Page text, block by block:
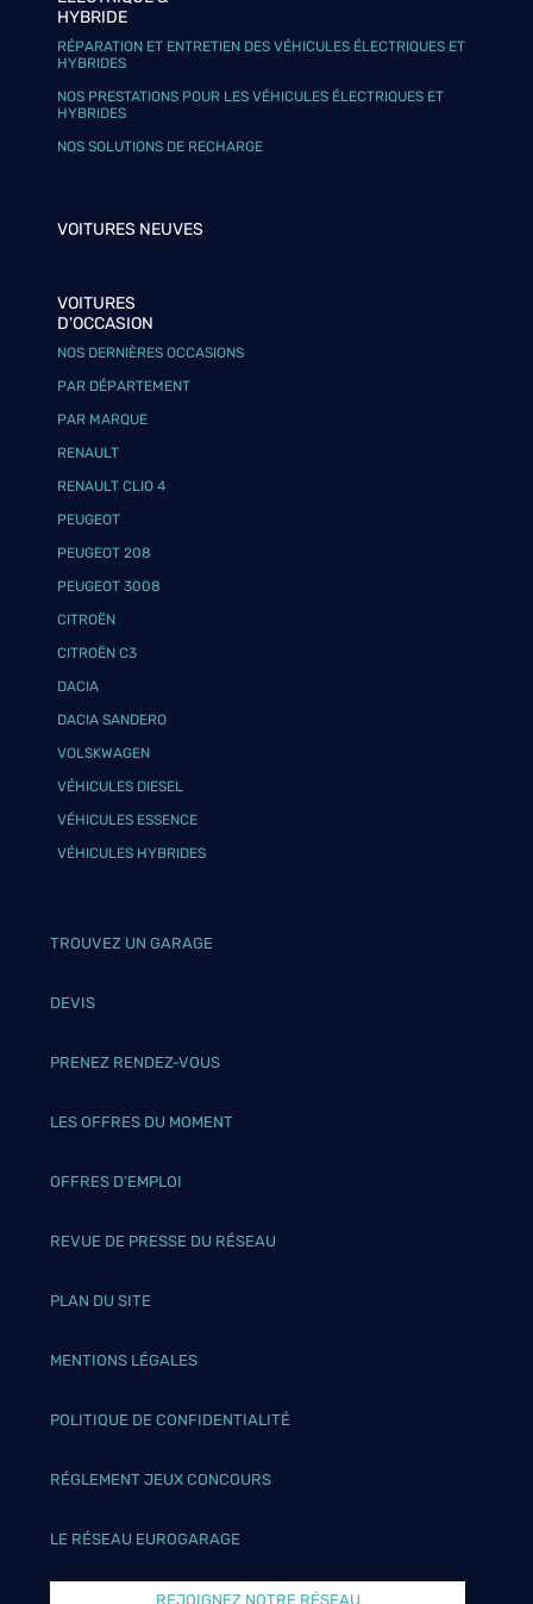
HYBRIDE
RÉPARATION ET ENTRETIEN DES VÉHICULES ÉLECTRIQUES ET
HYBRIDES
NOS PRESTATIONS POUR LES VÉHICULES ÉLECTRIQUES ET
HYBRIDES
NOS SOLUTIONS DE RECHARGE
VOITURES NEUVES
VOITURES
D'OCCASION
NOS DERNIÈRES OCCASIONS
PAR DÉPARTEMENT
PAR MARQUE
RENAULT
RENAULT CLIO 4
PEUGEOT
PEUGEOT 208
PEUGEOT 3008
CITROËN
CITROËN C3
DACIA
DACIA SANDERO
VOLSKWAGEN
VÉHICULES DIESEL
VÉHICULES ESSENCE
VÉHICULES HYBRIDES
TROUVEZ UN GARAGE
DEVIS
PRENEZ RENDEZ-VOUS
LES OFFRES DU MOMENT
OFFRES D’EMPLOI
REVUE DE PRESSE DU RÉSEAU
PLAN DU SITE
MENTIONS LÉGALES
POLITIQUE DE CONFIDENTIALITÉ
RÉGLEMENT JEUX CONCOURS
LE RÉSEAU EUROGARAGE
REJOIGNEZ NOTRE RÉSEAU